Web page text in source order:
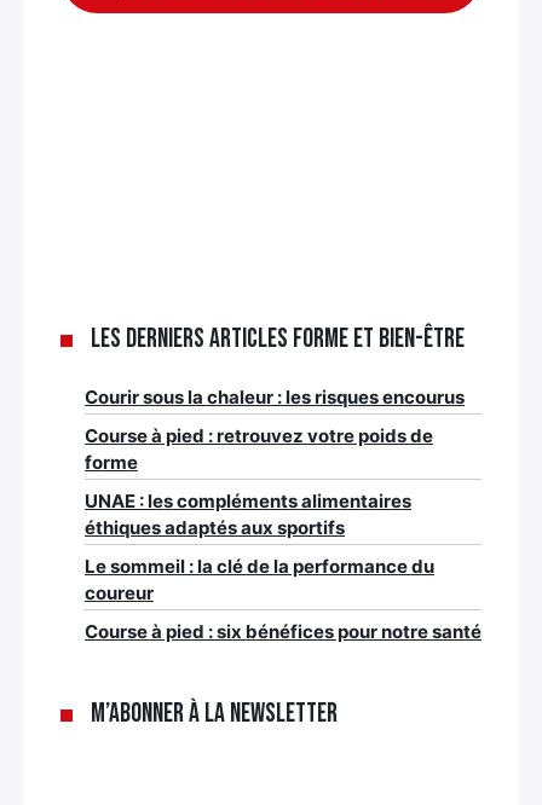
Les derniers articles Forme et bien-être
Courir sous la chaleur : les risques encourus
Course à pied : retrouvez votre poids de
forme
UNAE : les compléments alimentaires
éthiques adaptés aux sportifs
Le sommeil : la clé de la performance du
coureur
Course à pied : six bénéfices pour notre santé
M’abonner à la newsletter